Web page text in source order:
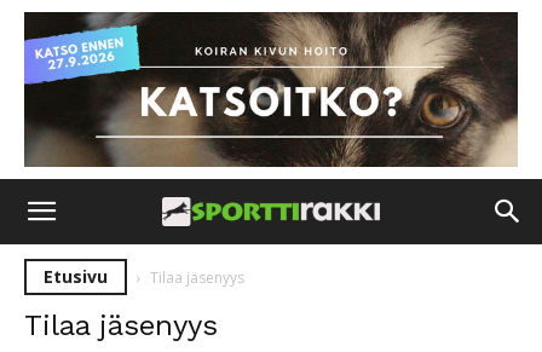
Etusivu Tilaa jäsenyys
Tilaa jäsenyys